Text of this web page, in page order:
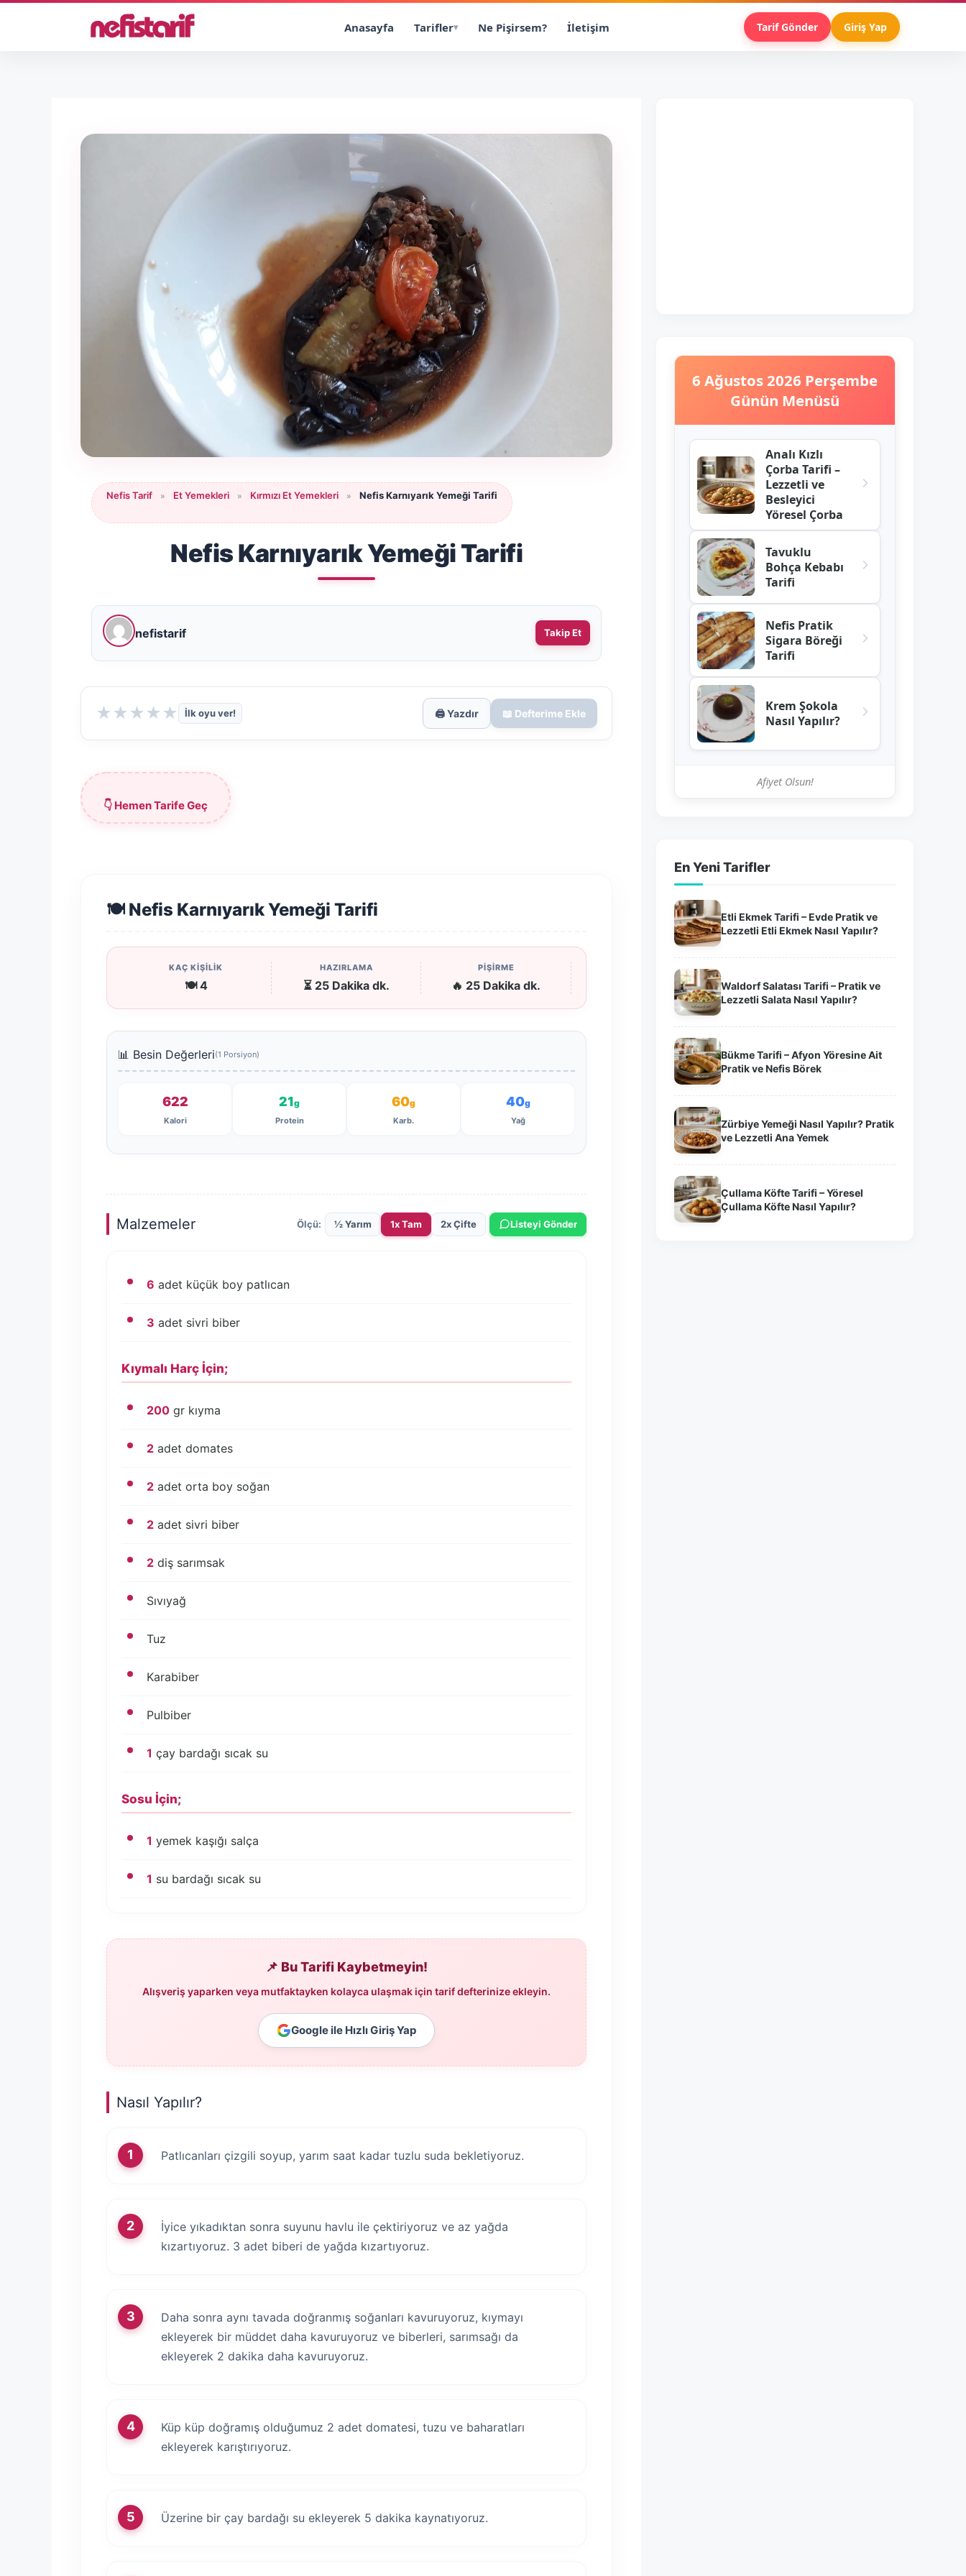
Anasayfa Tarifler Ne Pişirsem? İletişim Tarif Gönder Giriş Yap
Nefis Tarif » Et Yemekleri » Kırmızı Et Yemekleri » Nefis Karnıyarık Yemeği Tarifi
Nefis Karnıyarık Yemeği Tarifi
nefistarif Takip Et
★ ★ ★ ★ ★ İlk oyu ver! 🖨️ Yazdır 📖 Defterime Ekle
👇 Hemen Tarife Geç
🍽️ Nefis Karnıyarık Yemeği Tarifi
KAÇ KİŞİLİK
🍽️ 4
HAZIRLAMA
⏳ 25 Dakika dk.
PİŞİRME
🔥 25 Dakika dk.
📊 Besin Değerleri(1 Porsiyon)
622
Kalori
21g
Protein
60g
Karb.
40g
Yağ
Malzemeler Ölçü: ½ Yarım 1x Tam 2x Çifte Listeyi Gönder
6 adet küçük boy patlıcan
3 adet sivri biber
Kıymalı Harç İçin;
200 gr kıyma
2 adet domates
2 adet orta boy soğan
2 adet sivri biber
2 diş sarımsak
Sıvıyağ
Tuz
Karabiber
Pulbiber
1 çay bardağı sıcak su
Sosu İçin;
1 yemek kaşığı salça
1 su bardağı sıcak su
📌 Bu Tarifi Kaybetmeyin!
Alışveriş yaparken veya mutfaktayken kolayca ulaşmak için tarif defterinize ekleyin.
Google ile Hızlı Giriş Yap
Nasıl Yapılır?
Patlıcanları çizgili soyup, yarım saat kadar tuzlu suda bekletiyoruz.
İyice yıkadıktan sonra suyunu havlu ile çektiriyoruz ve az yağda
kızartıyoruz. 3 adet biberi de yağda kızartıyoruz.
Daha sonra aynı tavada doğranmış soğanları kavuruyoruz, kıymayı
ekleyerek bir müddet daha kavuruyoruz ve biberleri, sarımsağı da
ekleyerek 2 dakika daha kavuruyoruz.
Küp küp doğramış olduğumuz 2 adet domatesi, tuzu ve baharatları
ekleyerek karıştırıyoruz.
Üzerine bir çay bardağı su ekleyerek 5 dakika kaynatıyoruz.
6 Ağustos 2026 Perşembe
Günün Menüsü
Analı Kızlı
Çorba Tarifi –
Lezzetli ve
Besleyici
Yöresel Çorba
Tavuklu
Bohça Kebabı
Tarifi
Nefis Pratik
Sigara Böreği
Tarifi
Krem Şokola
Nasıl Yapılır?
Afiyet Olsun!
En Yeni Tarifler
Etli Ekmek Tarifi – Evde Pratik ve
Lezzetli Etli Ekmek Nasıl Yapılır?
Waldorf Salatası Tarifi – Pratik ve
Lezzetli Salata Nasıl Yapılır?
Bükme Tarifi – Afyon Yöresine Ait
Pratik ve Nefis Börek
Zürbiye Yemeği Nasıl Yapılır? Pratik
ve Lezzetli Ana Yemek
Çullama Köfte Tarifi – Yöresel
Çullama Köfte Nasıl Yapılır?